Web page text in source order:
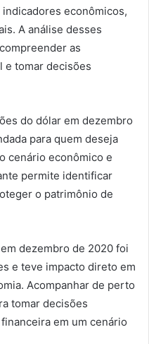
econômicos,
A análise desses
as
e tomar decisões
do dólar em dezembro
para quem deseja
cenário econômico e
permite identificar
o patrimônio de
dezembro de 2020 foi
e teve impacto direto em
Acompanhar de perto
tomar decisões
em um cenário